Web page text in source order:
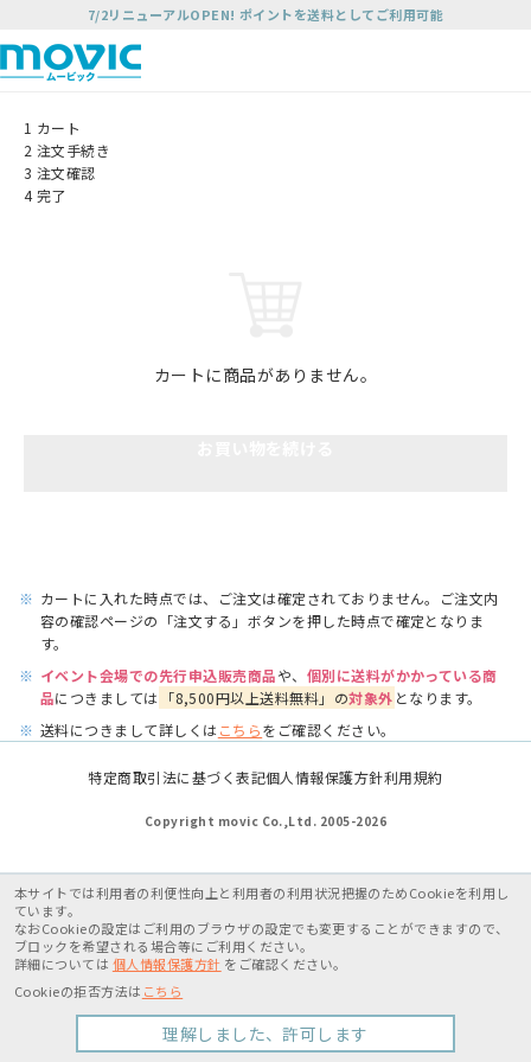
7/2リニューアルOPEN! ポイントを送料としてご利用可能
1 カート
2 注文手続き
3 注文確認
4 完了
カートに商品がありません。
※ カートに入れた時点では、ご注文は確定されておりません。ご注文内
容の確認ページの「注文する」ボタンを押した時点で確定となりま
す。
※ イベント会場での先行申込販売商品や、 個別に送料がかかっている商
品につきましては 「8,500円以上送料無料」の対象外 となります。
※ 送料につきまして詳しくはこちらをご確認ください。
特定商取引法に基づく表記個人情報保護方針利用規約
Copyright movic Co.,Ltd. 2005-2026
本サイトでは利用者の利便性向上と利用者の利用状況把握のためCookieを利用し
ています。
なおCookieの設定はご利用のブラウザの設定でも変更することができますので、
ブロックを希望される場合等にご利用ください。
詳細については 個人情報保護方針 をご確認ください。
Cookieの拒否方法は こちら
理解しました、許可します